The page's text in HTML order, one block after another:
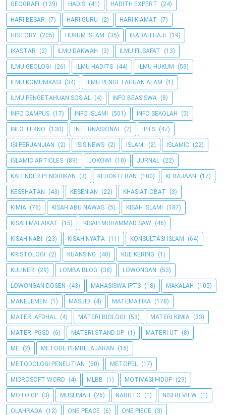
GEOGRAFI (139) HADIS (41) HADITH EXPERT (24)
HARI BESAR (7) HARI GURU (2) HARI KIAMAT (7)
HISTORY (205) HUKUM ISLAM (35) IBADAH HAJI (19)
IKASTAR (2) ILMU DAKWAH (3) ILMU FILSAFAT (13)
ILMU GEOLOGI (26) ILMU HADITS (44) ILMU HUKUM (59)
ILMU KOMUNIKASI (34) ILMU PENGETAHUAN ALAM (1)
ILMU PENGETAHUAN SOSIAL (4) INFO BEASISWA (8)
INFO CAMPUS (17) INFO ISLAMI (501) INFO SEKOLAH (5)
INFO TEKNO (130) INTERNASIONAL (2) IPTS (47)
ISI PERJANJIAN (2) ISIS NEWS (2) ISLAMI (2) ISLAMIC (22)
ISLAMIC ARTICLES (89) JOKOWI (10) JURNAL (22)
KALENDER PENDIDIKAN (3) KEDOKTERAN (100) KERAJAAN (17)
KESEHATAN (43) KESENIAN (22) KHASIAT OBAT (3)
KIMIA (76) KISAH ABU NAWAS (5) KISAH ISLAMI (187)
KISAH MALAIKAT (15) KISAH MUHAMMAD SAW (46)
KISAH NABI (23) KISAH NYATA (11) KONSULTASI ISLAM (64)
KRISTOLOGI (2) KUANSING (40) KUE KERING (1)
KULINER (29) LOMBA BLOG (38) LOWONGAN (53)
LOWONGAN DOSEN (43) MAHASISWA IPTS (18) MAKALAH (105)
MANEJEMEN (1) MASJID (4) MATEMATIKA (178)
MATERI AFDHAL (4) MATERI BIOLOGI (53) MATERI KIMIA (33)
MATERI PGSD (6) MATERI STAND UP (1) MATERI UT (8)
ME (2) METODE PEMBELAJARAN (16)
METODOLOGI PENELITIAN (50) METOPEL (17)
MICROSOFT WORD (4) MLBB (1) MOTIVASI HIDUP (29)
MOTO GP (3) MUSLIMAH (26) NARUTO (1) NISI REVIEW (1)
OLAHRAGA (12) ONE PEACE (6) ONE PIECE (3)